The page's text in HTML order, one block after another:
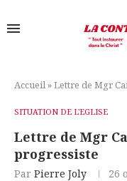
Accueil»Lettre de Mgr
SITUATION DE L'EGLISE
Lettre de Mgr
progressiste
Par Pierre Joly 26